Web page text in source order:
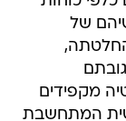
של
מקפידים
המתחשבת